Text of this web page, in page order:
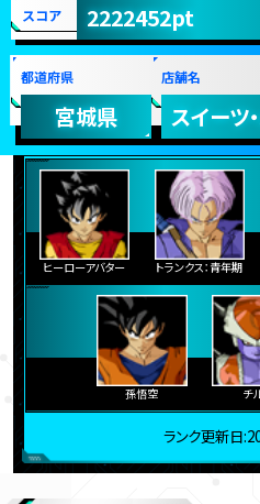
スコア 2222452pt
都道府県
宮城県
店舗名
スイーツ
ヒーローアバター トランクス：青年期
孫悟空 チ
ランク更新日